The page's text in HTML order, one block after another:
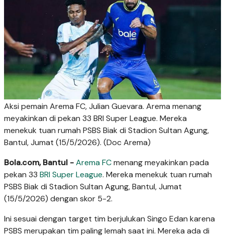
Aksi pemain Arema FC, Julian Guevara. Arema menang
meyakinkan di pekan 33 BRI Super League. Mereka
menekuk tuan rumah PSBS Biak di Stadion Sultan Agung,
Bantul, Jumat (15/5/2026). (Doc Arema)
Bola.com, Bantul -Arema FCmenang meyakinkan pada
pekan 33 BRI Super League. Mereka menekuk tuan rumah
PSBS Biak di Stadion Sultan Agung, Bantul, Jumat
(15/5/2026) dengan skor 5-2.
Ini sesuai dengan target tim berjulukan Singo Edan karena
PSBS merupakan tim paling lemah saat ini. Mereka ada di